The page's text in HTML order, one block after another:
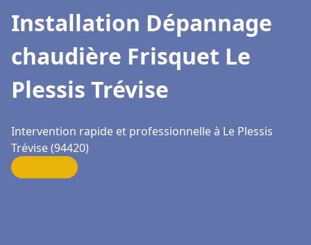
Installation Dépannage
chaudière Frisquet Le
Plessis Trévise
Intervention rapide et professionnelle à Le Plessis
Trévise (94420)